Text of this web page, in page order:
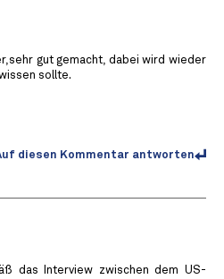
gut gemacht, dabei wird wieder
sollte.
diesen Kommentar antworten
das Interview zwischen dem US-